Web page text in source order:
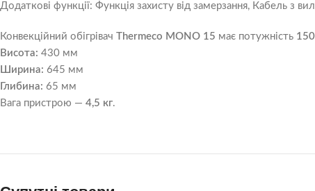
Додаткові функції: Функція захисту від замерзання, Кабель з
Конвекційний обігрівач Thermeco MONO 15 має потужність
Висота: 430 мм
Ширина: 645 мм
Глибина: 65 мм
Вага пристрою — 4,5 кг.